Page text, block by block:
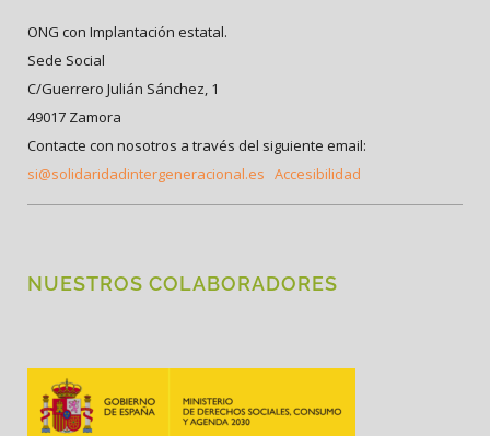
ONG con Implantación estatal.
Sede Social
C/Guerrero Julián Sánchez, 1
49017 Zamora
Contacte con nosotros a través del siguiente email:
si@solidaridadintergeneracional.es Accesibilidad
NUESTROS COLABORADORES